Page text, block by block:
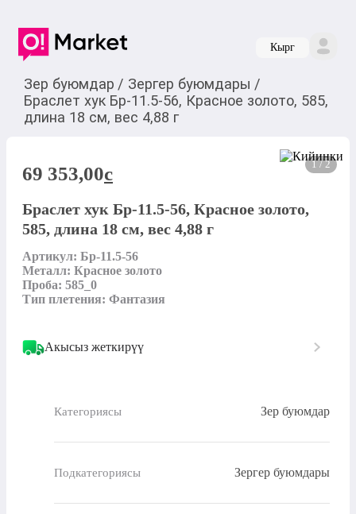
Кырг
Зер буюмдар / Зергер буюмдары /
Браслет хук Бр-11.5-56, Красное золото, 585,
длина 18 см, вес 4,88 г
1 / 2
69 353,00c
Браслет хук Бр-11.5-56, Красное золото,
585, длина 18 см, вес 4,88 г
Артикул: Бр-11.5-56
Металл: Красное золото
Проба: 585_0
Тип плетения: Фантазия
Акысыз жеткирүү
Категориясы Зер буюмдар
Подкатегориясы Зергер буюмдары